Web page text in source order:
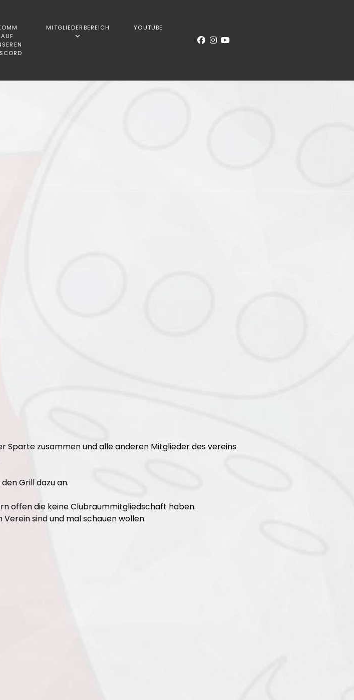
AUF
MITGLIEDERBEREICH YOUTUBE
zusammen und alle anderen Mitglieder des vereins
Grill dazu an.
offen die keine Clubraummitgliedschaft haben.
sind und mal schauen wollen.